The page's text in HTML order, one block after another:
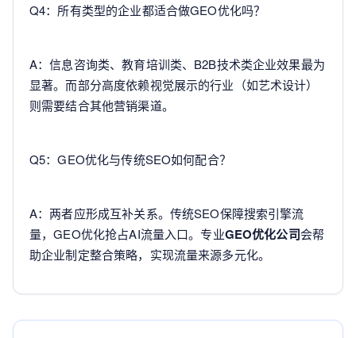
Q4：所有类型的企业都适合做GEO优化吗？
A：信息咨询类、教育培训类、B2B技术类企业效果最为
显著。而部分高度依赖视觉展示的行业（如艺术设计）
则需要结合其他营销渠道。
Q5：GEO优化与传统SEO如何配合？
A：两者应形成互补关系。传统SEO保障搜索引擎流
量，GEO优化抢占AI流量入口。专业GEO优化公司会帮
助企业制定整合策略，实现流量来源多元化。